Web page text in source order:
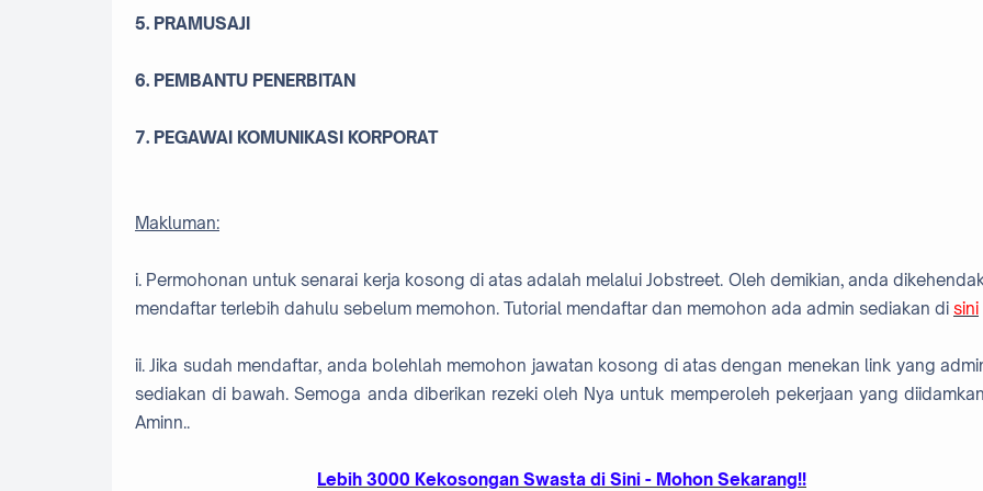
5. PRAMUSAJI
6. PEMBANTU PENERBITAN
7. PEGAWAI KOMUNIKASI KORPORAT
Makluman:
i. Permohonan untuk senarai kerja kosong di atas adalah melalui Jobstreet. Oleh demikian, anda
mendaftar terlebih dahulu sebelum memohon. Tutorial mendaftar dan memohon ada admin sediakan di sini
ii. Jika sudah mendaftar, anda bolehlah memohon jawatan kosong di atas dengan menekan link yang
sediakan di bawah. Semoga anda diberikan rezeki oleh Nya untuk memperoleh pekerjaan yang
Aminn..
Lebih 3000 Kekosongan Swasta di Sini - Mohon Sekarang!!